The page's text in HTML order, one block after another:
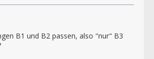
B1 und B2 passen, also "nur" B3